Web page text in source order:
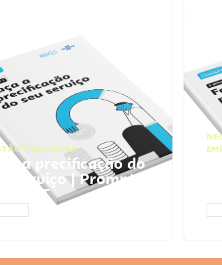
FINANCEIRA
a precificação do
serviço | Prompts